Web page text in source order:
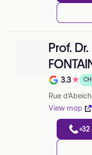
Prof.
Note de
3.3★
Rue
View map
+32